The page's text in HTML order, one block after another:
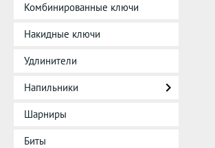
Комбинированные ключи
Накидные ключи
Удлинители
Напильники
Шарниры
Биты